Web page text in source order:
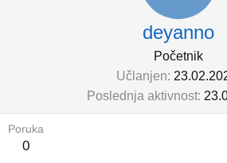
deyanno
Početnik
Učlanjen
Poslednja aktivnost
Poruka
0